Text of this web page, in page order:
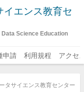
エンス教育セ
Science Education
申請 利用規程 アクセ
タサイエンス教育センター